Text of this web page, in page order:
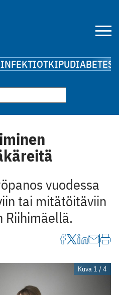
INFEKTIOTKIPUDIABETES
vuodessa
tai mitätöitäviin
Riihimäellä.
Kuva 1 / 4